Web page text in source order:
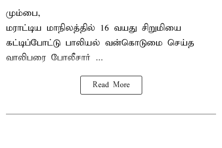
மும்பை,
மராட்டிய மாநிலத்தில் 16 வயது சிறுமியை
கட்டிப்போட்டு பாலியல் வன்கொடுமை செய்த
வாலிபரை போலீசார் ...
Read More